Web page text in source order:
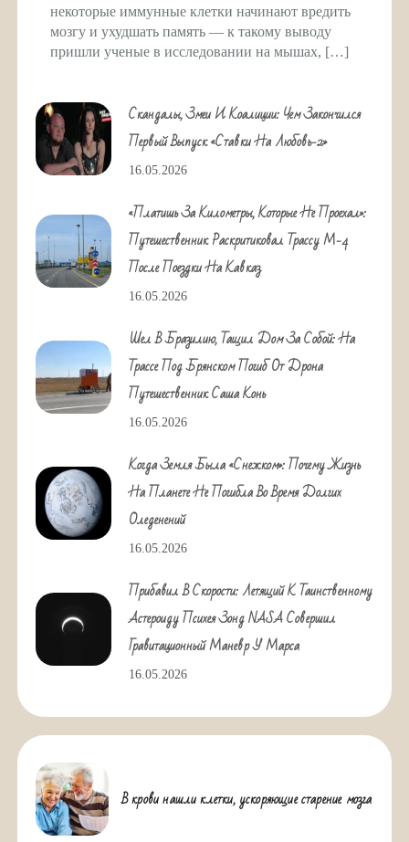
некоторые иммунные клетки начинают вредить
мозгу и ухудшать память — к такому выводу
пришли ученые в исследовании на мышах, […]
Скандалы, Змеи И Коалиции: Чем Закончился
Первый Выпуск «Ставки На Любовь-2»
16.05.2026
«Платишь За Километры, Которые Не Проехал»:
Путешественник Раскритиковал Трассу М-4
После Поездки На Кавказ
16.05.2026
Шел В Бразилию, Тащил Дом За Собой: На
Трассе Под Брянском Погиб От Дрона
Путешественник Саша Конь
16.05.2026
Когда Земля Была «снежком»: Почему Жизнь
На Планете Не Погибла Во Время Долгих
Оледенений
16.05.2026
Прибавил В Скорости: Летящий К Таинственному
Астероиду Психея Зонд NASA Совершил
Гравитационный Маневр У Марса
16.05.2026
В крови нашли клетки, ускоряющие старение мозга